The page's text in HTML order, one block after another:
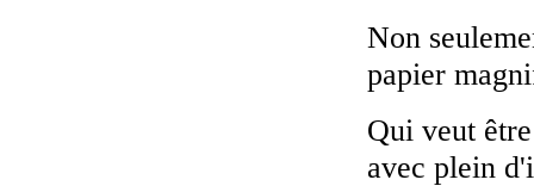
Non
papier
Qui veut
avec plein